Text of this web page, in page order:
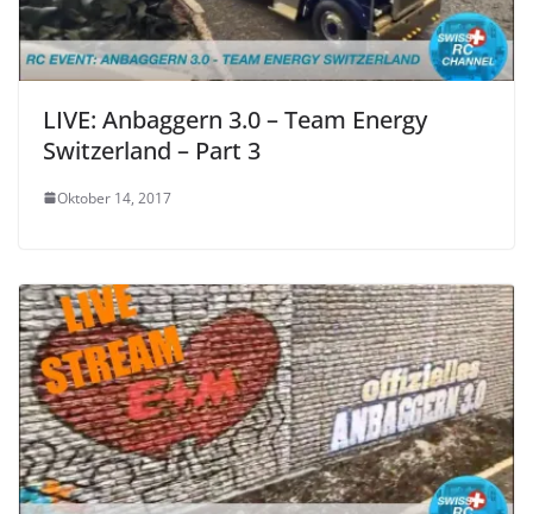
LIVE: Anbaggern 3.0 – Team Energy
Switzerland – Part 3
Oktober 14, 2017